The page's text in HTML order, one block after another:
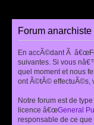
Forum
En accÃ©dant Ã
suivantes. Si vous
quel moment et nous
ont Ã©tÃ© effectuÃ©s,
Notre forum est de
licence â€œGeneral
responsable de ce